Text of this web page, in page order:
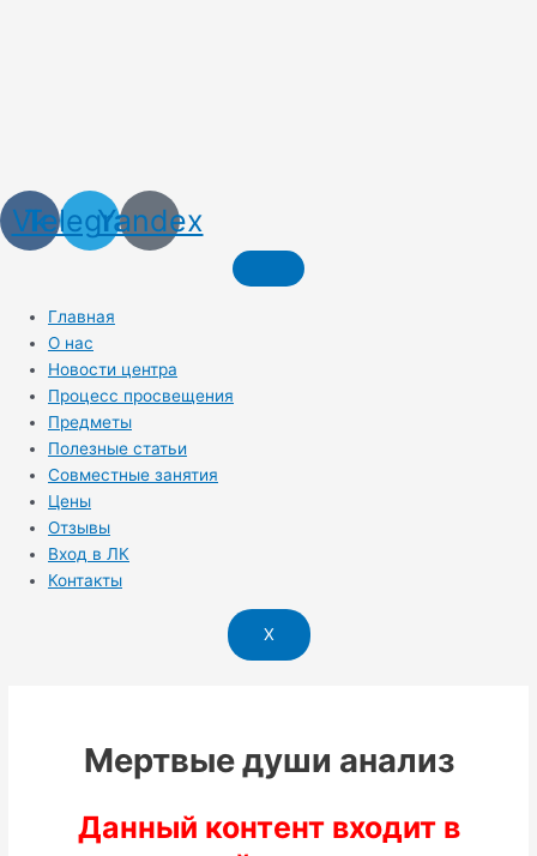
Vk
Telegram
Yandex
Главная
О нас
Новости центра
Процесс просвещения
Предметы
Полезные статьи
Совместные занятия
Цены
Отзывы
Вход в ЛК
Контакты
X
Мертвые души анализ
Данный контент входит в